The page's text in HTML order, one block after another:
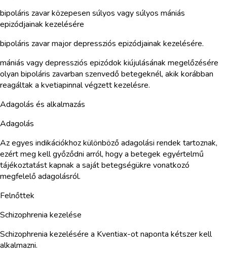
bipoláris zavar közepesen súlyos vagy súlyos mániás
epizódjainak kezelésére
bipoláris zavar major depressziós epizódjainak kezelésére.
mániás vagy depressziós epizódok kiújulásának megelőzésére
olyan bipoláris zavarban szenvedő betegeknél, akik korábban
reagáltak a kvetiapinnal végzett kezelésre.
Adagolás és alkalmazás
Adagolás
Az egyes indikációkhoz különböző adagolási rendek tartoznak,
ezért meg kell győződni arról, hogy a betegek egyértelmű
tájékoztatást kapnak a saját betegségükre vonatkozó
megfelelő adagolásról.
Felnőttek
Schizophrenia kezelése
Schizophrenia kezelésére a Kventiax-ot naponta kétszer kell
alkalmazni.